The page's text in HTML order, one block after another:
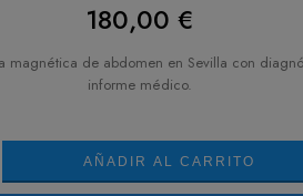
180,00€
magnética de abdomen en Sevilla con
informe médico.
AÑADIR AL CARRITO